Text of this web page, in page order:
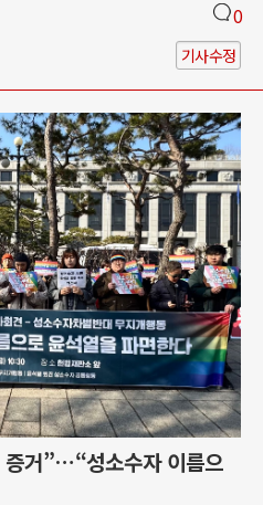
0
기사수정
증거”…“성소수자 이름으